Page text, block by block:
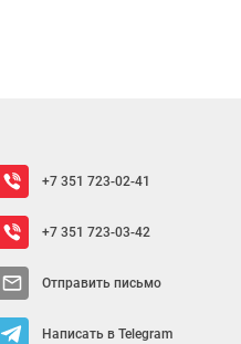
+7 351 723-02-41
+7 351 723-03-42
Отправить письмо
Написать в Telegram